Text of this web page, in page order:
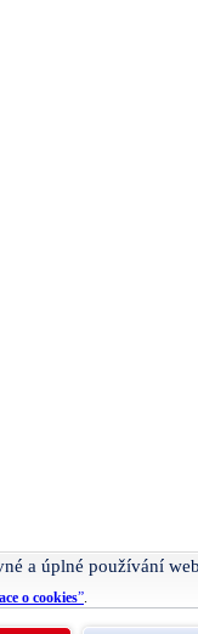
a úplné používání
o cookies”.